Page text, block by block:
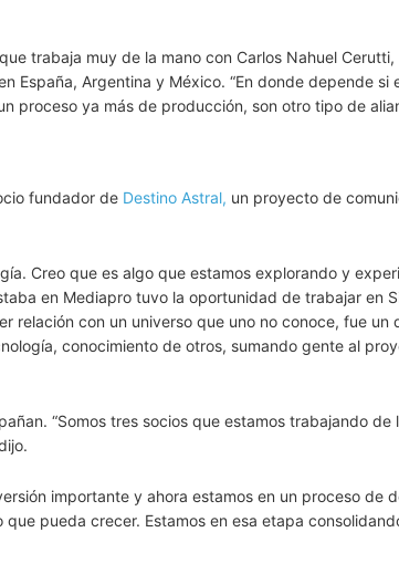
trabaja muy de la mano con Carlos Nahuel
España, Argentina y México. “En donde depende si
proceso ya más de producción, son otro tipo de
fundador de Destino Astral, un proyecto de
Creo que es algo que estamos explorando y
en Mediapro tuvo la oportunidad de trabajar en
relación con un universo que uno no conoce, fue un
conocimiento de otros, sumando gente al
“Somos tres socios que estamos trabajando de
importante y ahora estamos en un proceso de
pueda crecer. Estamos en esa etapa